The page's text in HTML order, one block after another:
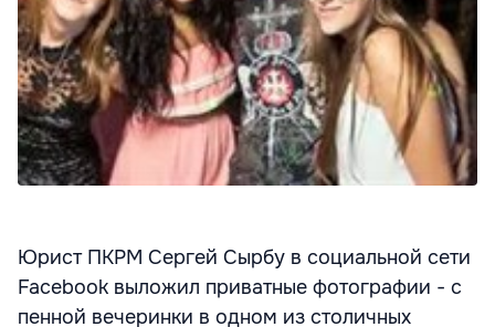
Юрист ПКРМ Сергей Сырбу в социальной сети
Facebook выложил приватные фотографии - с
пенной вечеринки в одном из столичных